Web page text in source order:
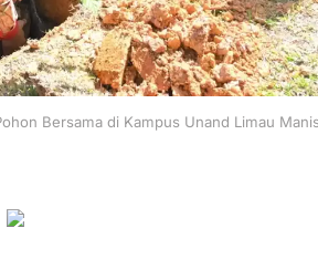
Bersama di Kampus Unand Limau Manis